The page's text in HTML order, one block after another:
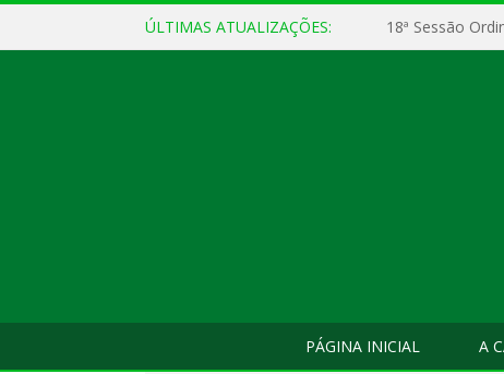
ÚLTIMAS ATUALIZAÇÕES: 18ª Sessão
PÁGINA INICIAL A